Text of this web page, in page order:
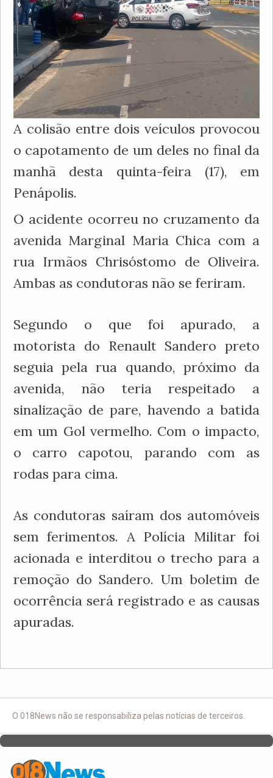
A colisão entre dois veículos provocou
o capotamento de um deles no final da
manhã desta quinta-feira (17), em
Penápolis.
O acidente ocorreu no cruzamento da
avenida Marginal Maria Chica com a
rua Irmãos Chrisóstomo de Oliveira.
Ambas as condutoras não se feriram.
Segundo o que foi apurado, a
motorista do Renault Sandero preto
seguia pela rua quando, próximo da
avenida, não teria respeitado a
sinalização de pare, havendo a batida
em um Gol vermelho. Com o impacto,
o carro capotou, parando com as
rodas para cima.
As condutoras saíram dos automóveis
sem ferimentos. A Polícia Militar foi
acionada e interditou o trecho para a
remoção do Sandero. Um boletim de
ocorrência será registrado e as causas
apuradas.
O 018News não se responsabiliza pelas notícias de terceiros.